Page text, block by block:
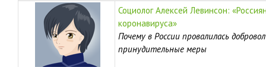
Социолог Алексей Левинсон:
коронавируса»
Почему в России провалилась
принудительные меры